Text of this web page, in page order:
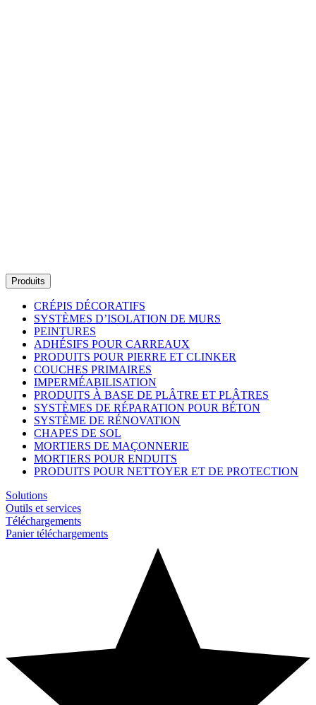
Produits
CRÉPIS DÉCORATIFS
SYSTÈMES D’ISOLATION DE MURS
PEINTURES
ADHÉSIFS POUR CARREAUX
PRODUITS POUR PIERRE ET CLINKER
COUCHES PRIMAIRES
IMPERMÉABILISATION
PRODUITS À BASE DE PLÂTRE ET PLÂTRES
SYSTÈMES DE RÉPARATION POUR BÉTON
SYSTÈME DE RÉNOVATION
CHAPES DE SOL
MORTIERS DE MAÇONNERIE
MORTIERS POUR ENDUITS
PRODUITS POUR NETTOYER ET DE PROTECTION
Solutions
Outils et services
Téléchargements
Panier téléchargements